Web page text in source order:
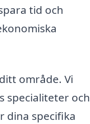
tid och
område. Vi
specialiteter och
dina specifika